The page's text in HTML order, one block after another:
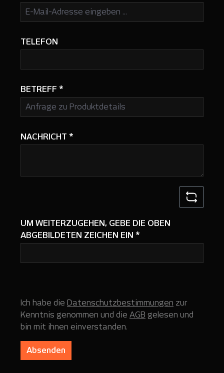
TELEFON
BETREFF *
NACHRICHT *
UM WEITERZUGEHEN, GEBE DIE OBEN
ABGEBILDETEN ZEICHEN EIN *
Ich habe die Datenschutzbestimmungen zur
Kenntnis genommen und die AGB gelesen und
bin mit ihnen einverstanden.
Absenden